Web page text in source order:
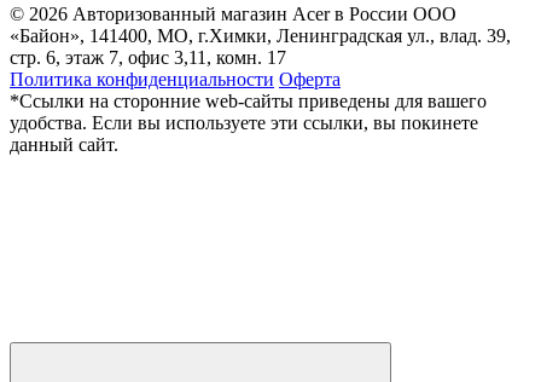
© 2026 Авторизованный магазин Acer в России ООО
«Байон», 141400, МО, г.Химки, Ленинградская ул., влад. 39,
стр. 6, этаж 7, офис 3,11, комн. 17
Политика конфиденциальности Оферта
*Ссылки на сторонние web-сайты приведены для вашего
удобства. Если вы используете эти ссылки, вы покинете
данный сайт.